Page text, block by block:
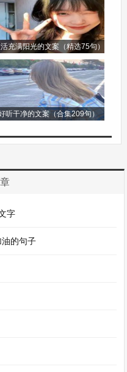
影不离。在学校里，
常好听，每次学校的
有一次，学校举办歌
参赛。她为了这次比
不断地纠正自己的发
着漂亮的裙子走上舞
阵阵热烈的掌声和评
，小美心疼地把小鸟
的伤口，然后用自己
小美高兴地把它放回
充满阳光的文案（精选75句）
听干净的文案（合集209句）
字
的句子